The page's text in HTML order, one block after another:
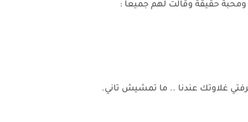
حقيقة وقالت لهم جميعا :
غلاوتك عندنا .. ما تمشيش تاني.